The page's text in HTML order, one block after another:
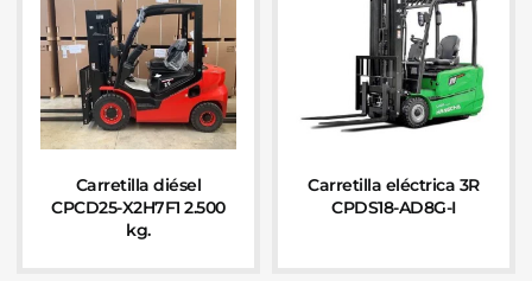
Carretilla diésel
CPCD25-X2H7F1 2.500
kg.
Carretilla eléctrica 3R
CPDS18-AD8G-I